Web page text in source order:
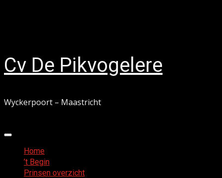
Cv De Pikvogelere
Wyckerpoort – Maastricht
Primair
menuHome
’t Begin
Prinsen overzicht